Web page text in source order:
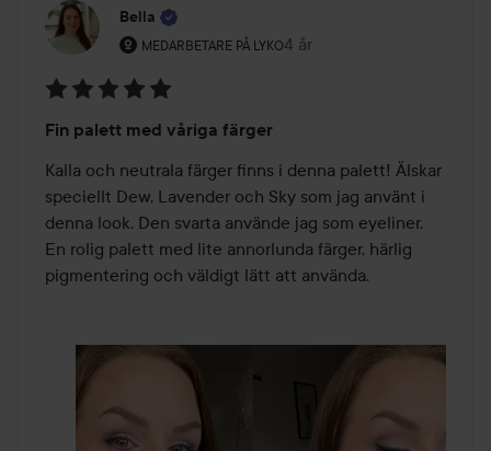
Bella
MEDARBETARE PÅ LYKO
Användarens roll: Medarbetare på Lyko.
4 år
Inlägget skapades 4 år
5
av
5
Fin palett med våriga färger
Kalla och neutrala färger finns i denna palett! Älskar
speciellt Dew, Lavender och Sky som jag använt i
denna look. Den svarta använde jag som eyeliner.
En rolig palett med lite annorlunda färger, härlig
pigmentering och väldigt lätt att använda.